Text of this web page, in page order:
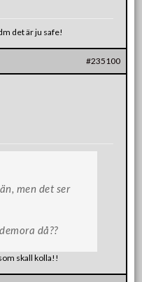
det är ju safe!
#235100
men det ser
då??
skall kolla!!